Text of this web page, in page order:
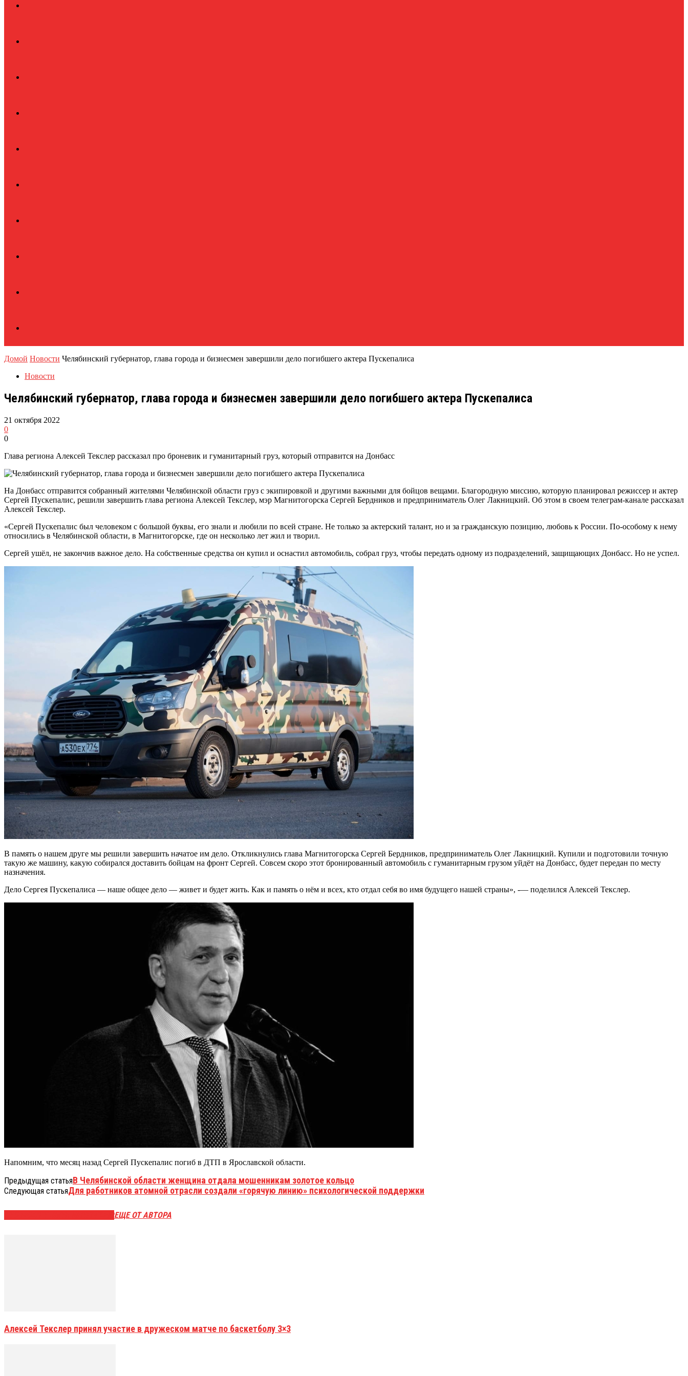
Домой Новости Челябинский губернатор, глава города и бизнесмен завершили дело погибшего актера Пускепалиса
Новости
Челябинский губернатор, глава города и бизнесмен завершили дело погибшего актера Пускепалиса
21 октября 2022
0
0
Глава региона Алексей Текслер рассказал про броневик и гуманитарный груз, который отправится на Донбасс
На Донбасс отправится собранный жителями Челябинской области груз с экипировкой и другими важными для бойцов вещами. Благородную миссию, которую планировал режиссер и актер
Сергей Пускепалис, решили завершить глава региона Алексей Текслер, мэр Магнитогорска Сергей Бердников и предприниматель Олег Лакницкий. Об этом в своем телеграм-канале рассказал
Алексей Текслер.
«Сергей Пускепалис был человеком с большой буквы, его знали и любили по всей стране. Не только за актерский талант, но и за гражданскую позицию, любовь к России. По-особому к нему
относились в Челябинской области, в Магнитогорске, где он несколько лет жил и творил.
Сергей ушёл, не закончив важное дело. На собственные средства он купил и оснастил автомобиль, собрал груз, чтобы передать одному из подразделений, защищающих Донбасс. Но не успел.
В память о нашем друге мы решили завершить начатое им дело. Откликнулись глава Магнитогорска Сергей Бердников, предприниматель Олег Лакницкий. Купили и подготовили точную
такую же машину, какую собирался доставить бойцам на фронт Сергей. Совсем скоро этот бронированный автомобиль с гуманитарным грузом уйдёт на Донбасс, будет передан по месту
назначения.
Дело Сергея Пускепалиса — наше общее дело — живет и будет жить. Как и память о нём и всех, кто отдал себя во имя будущего нашей страны», -— поделился Алексей Текслер.
Напомним, что месяц назад Сергей Пускепалис погиб в ДТП в Ярославской области.
Предыдущая статьяВ Челябинской области женщина отдала мошенникам золотое кольцо
Следующая статьяДля работников атомной отрасли создали «горячую линию» психологической поддержки
ЕЩЕ ОТ АВТОРА
Алексей Текслер принял участие в дружеском матче по баскетболу 3×3